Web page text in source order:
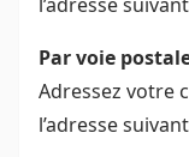
l’adresse
Par voie
Adressez votre
l’adresse